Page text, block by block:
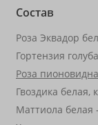
Состав
Роза Эквадор
Гортензия
Роза
Гвоздика белая,
Маттиола белая